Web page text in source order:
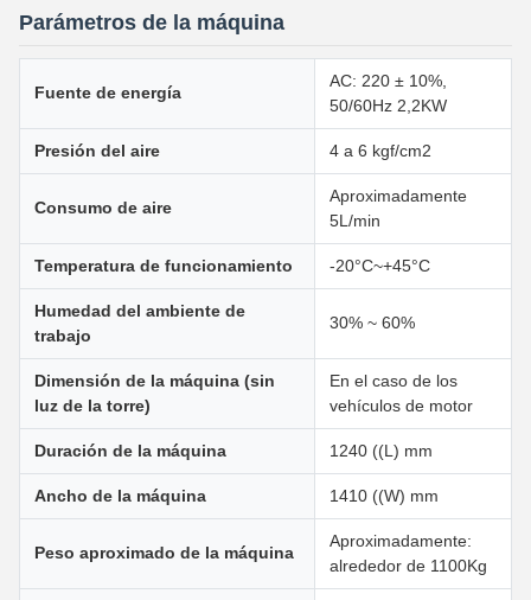
Parámetros de la máquina
Fuente de energía
AC: 220 ± 10%,
50/60Hz 2,2KW
Presión del aire 4 a 6 kgf/cm2
Consumo de aire
Aproximadamente
5L/min
Temperatura de funcionamiento -20°C~+45°C
Humedad del ambiente de
trabajo
30% ~ 60%
Dimensión de la máquina (sin
luz de la torre)
En el caso de los
vehículos de motor
Duración de la máquina 1240 ((L) mm
Ancho de la máquina 1410 ((W) mm
Peso aproximado de la máquina
Aproximadamente:
alrededor de 1100Kg